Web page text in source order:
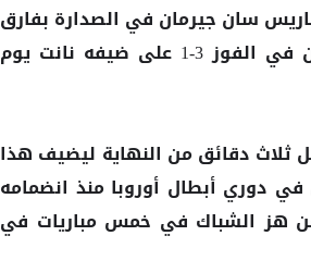
سان جيرمان في الصدارة بفارق
12 نقطة رغم أنه لعب لنحو نصف ساعة بعشرة لاعبين في الفوز 3-1 على ضيفه نانت يوم
ثلاث دقائق من النهاية ليضيف هذا
دوري أبطال أوروبا منذ انضمامه
هز الشباك في خمس مباريات في